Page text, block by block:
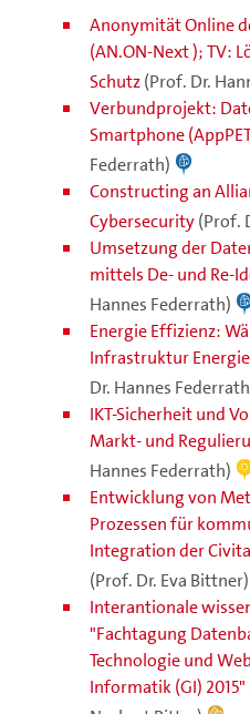
Anonymität Online
(AN.ON-Next ); TV:
Schutz(Prof. Dr.
Verbundprojekt:
Smartphone
Federrath)
Constructing an
Cybersecurity(Prof.
Umsetzung der
mittels De- und Re-
Hannes Federrath)
Energie Effizienz:
Infrastruktur
Dr. Hannes
IKT-Sicherheit und
Markt- und
Hannes Federrath)
Entwicklung von
Prozessen für
Integration der
(Prof. Dr. Eva Bittner)
Interantionale
"Fachtagung
Technologie und
Informatik (GI)